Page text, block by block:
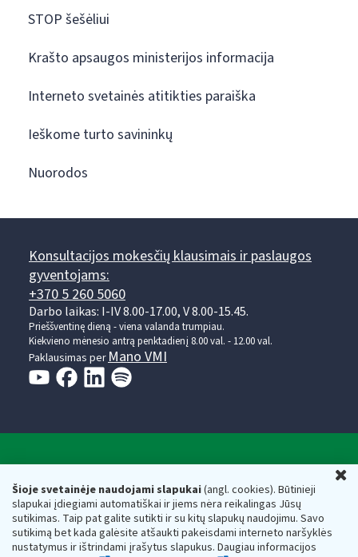
Šioje svetainėje naudojami slapukai(angl. cookies). Būtinieji
slapukai įdiegiami automatiškai ir jiems nėra reikalingas Jūsų
sutikimas. Taip pat galite sutikti ir su kitų slapukų naudojimu. Savo
sutikimą bet kada galėsite atšaukti pakeisdami interneto naršyklės
nustatymus ir ištrindami įrašytus slapukus. Daugiau informacijos
STOP šešėliui
Krašto apsaugos ministerijos informacija
Interneto svetainės atitikties paraiška
Ieškome turto savininkų
Nuorodos
Konsultacijos mokesčių klausimais ir paslaugos
gyventojams:
+370 5 260 5060
Darbo laikas: I-IV 8.00-17.00, V 8.00-15.45.
Prieššventinę dieną - viena valanda trumpiau.
Kiekvieno mėnesio antrą penktadienį 8.00 val. - 12.00 val.
Paklausimas per Mano VMI
Respublikos finansų ministerijos
Biudžetinė įstaiga. Juridinio asmens kodas — 188659752,
adresas: Vasario 16-osios g. 14, 01107 Vilnius, Lietuva, el.paštas:
vmi@vmi.lt, E. pristatymo dėžutės adresas 188659752